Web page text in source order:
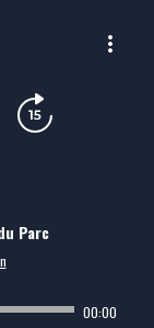
Parc
00:00